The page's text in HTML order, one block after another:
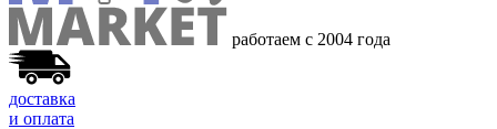
работаем с 2004 года
доставка
и оплата